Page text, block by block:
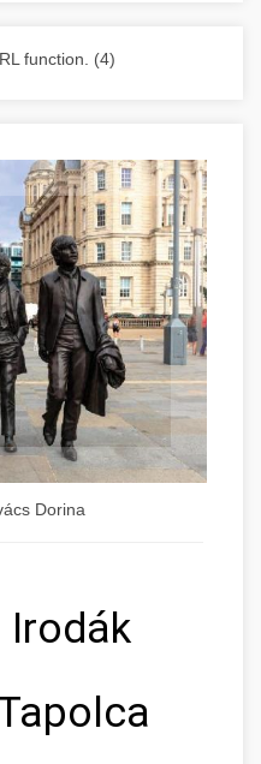
function. (4)
Dorina
Irodák